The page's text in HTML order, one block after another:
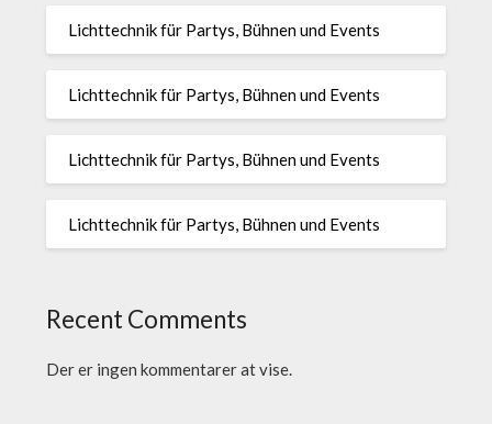
Lichttechnik für Partys, Bühnen und Events
Lichttechnik für Partys, Bühnen und Events
Lichttechnik für Partys, Bühnen und Events
Lichttechnik für Partys, Bühnen und Events
Recent Comments
Der er ingen kommentarer at vise.